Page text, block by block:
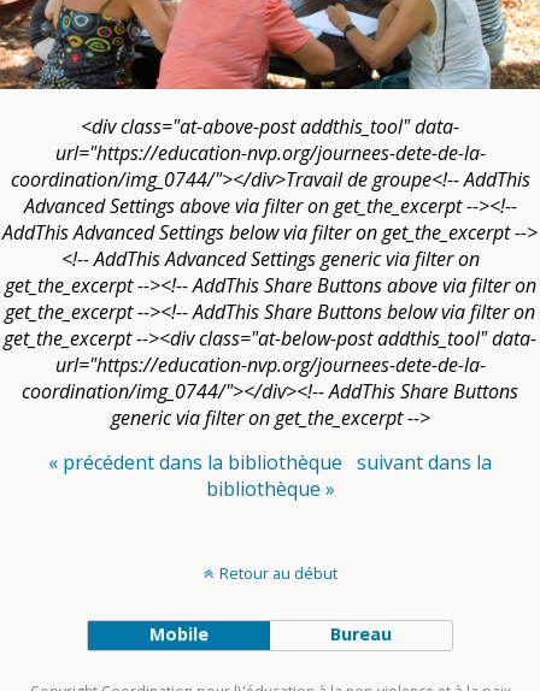
<div class="at-above-post addthis_tool" data-
url="https://education-nvp.org/journees-dete-de-la-
coordination/img_0744/"></div>Travail de groupe<!-- AddThis
Advanced Settings above via filter on get_the_excerpt --><!--
AddThis Advanced Settings below via filter on get_the_excerpt -->
<!-- AddThis Advanced Settings generic via filter on
get_the_excerpt --><!-- AddThis Share Buttons above via filter on
get_the_excerpt --><!-- AddThis Share Buttons below via filter on
get_the_excerpt --><div class="at-below-post addthis_tool" data-
url="https://education-nvp.org/journees-dete-de-la-
coordination/img_0744/"></div><!-- AddThis Share Buttons
generic via filter on get_the_excerpt -->
« précédent dans la bibliothèque suivant dans la
bibliothèque »
Retour au début
Mobile Bureau